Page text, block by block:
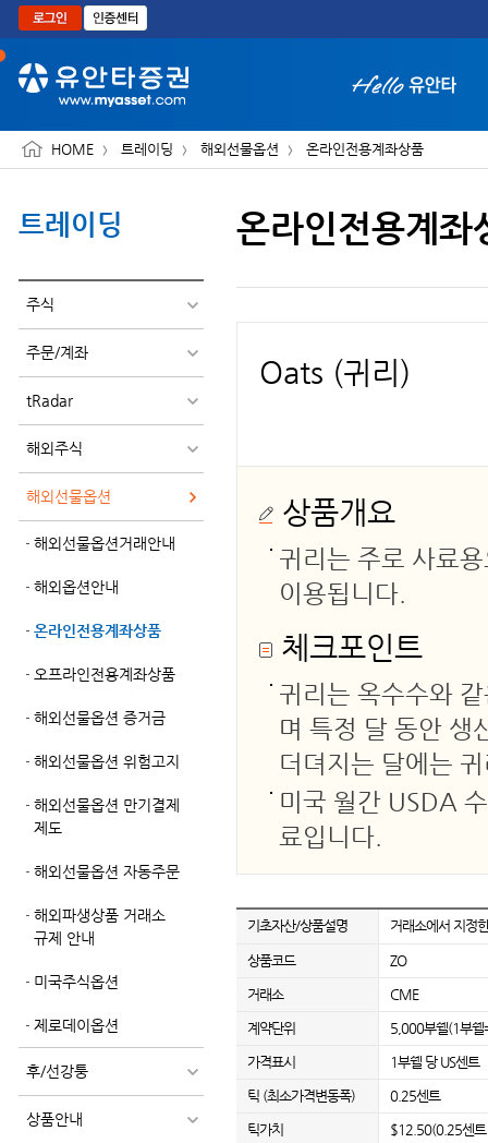
본문으로 바로가기
HOME 트레이딩 해외선물옵션 온라인전용계좌상품
트레이딩
주식
주문/계좌
tRadar
해외주식
해외선물옵션
해외선물옵션거래안내
해외옵션안내
온라인전용계좌상품
오프라인전용계좌상품
해외선물옵션 증거금
해외선물옵션 위험고지
해외선물옵션 만기결제
제도
해외선물옵션 자동주문
해외파생상품 거래소
규제 안내
미국주식옵션
제로데이옵션
후/선강퉁
상품안내
온라인전용계좌
Oats (귀리)
상품개요
귀리는 주로 사료
이용됩니다.
체크포인트
귀리는 옥수수와
며 특정 달 동안 생
더뎌지는 달에는
미국 월간 USDA
료입니다.
기초자산/상품설명 거래소에서 지정
상품코드 ZO
거래소 CME
계약단위 5,000부쉘(1부
가격표시 1부쉘 당 US센트
틱 (최소가격변동폭) 0.25센트
틱가치 $12.50(0.25센